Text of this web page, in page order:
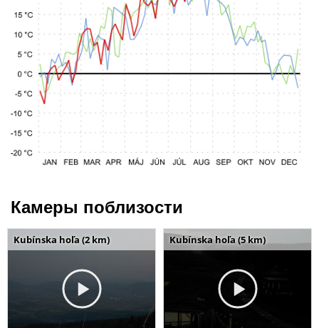
Камеры поблизости
Kubínska hoľa (2 km) Kubínska hoľa (5 km)